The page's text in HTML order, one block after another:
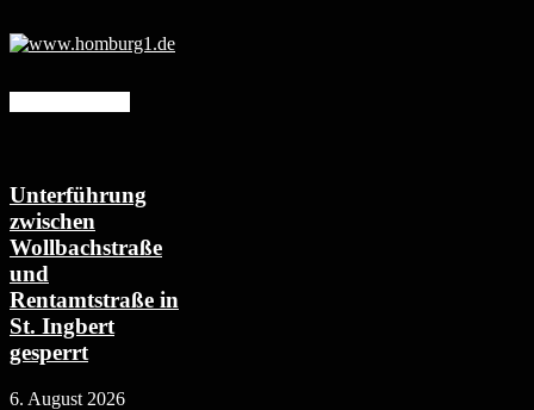
Unterführung
zwischen
Wollbachstraße
und
Rentamtstraße in
St. Ingbert
gesperrt
6. August 2026